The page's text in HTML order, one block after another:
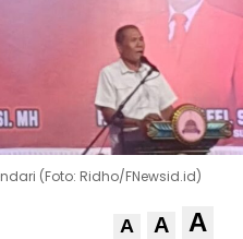
(Foto: Ridho/FNewsid.id)
A A A